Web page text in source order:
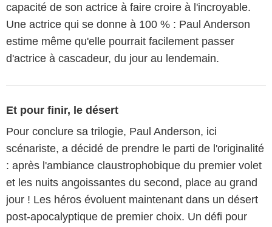
capacité de son actrice à faire croire à l'incroyable.
Une actrice qui se donne à 100 % : Paul Anderson
estime même qu'elle pourrait facilement passer
d'actrice à cascadeur, du jour au lendemain.
Et pour finir, le désert
Pour conclure sa trilogie, Paul Anderson, ici
scénariste, a décidé de prendre le parti de l'originalité
: après l'ambiance claustrophobique du premier volet
et les nuits angoissantes du second, place au grand
jour ! Les héros évoluent maintenant dans un désert
post-apocalyptique de premier choix. Un défi pour